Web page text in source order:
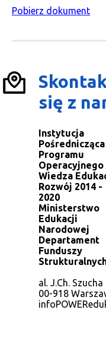
Pobierz dokument
się z
Instytucja
Programu
Operacyjnego
Wiedza
Rozwój 2014 -
2020
Ministerstwo
Edukacji
Narodowej
Departament
Funduszy
al. J.Ch. Szucha
00-918